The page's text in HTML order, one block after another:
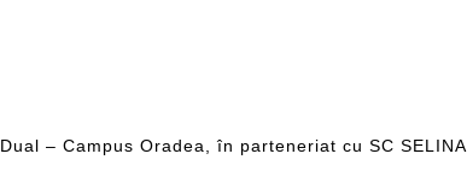
– Campus Oradea, în parteneriat cu SC SELINA